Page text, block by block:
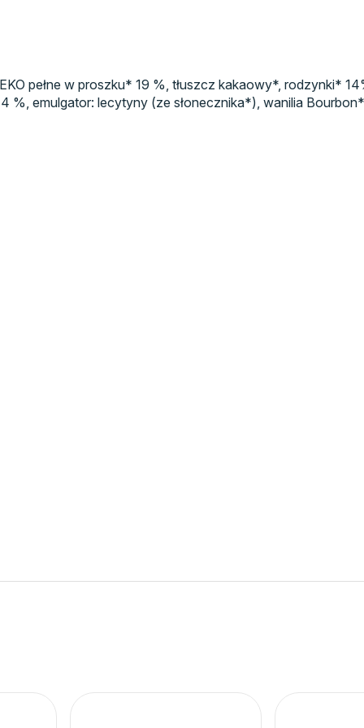
pełne w proszku* 19 %, tłuszcz kakaowy*, rodzynki*
%, emulgator: lecytyny (ze słonecznika*), wanilia